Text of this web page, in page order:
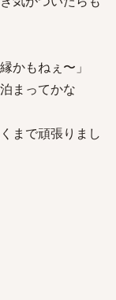
かもねぇ〜」
まってかな
まで頑張りまし